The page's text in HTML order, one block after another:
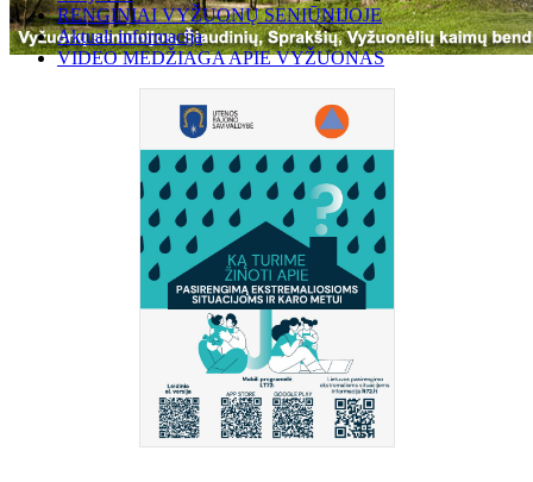
RENGINIAI VYŽUONŲ SENIŪNIJOJE
Aktuali informacija
VIDEO MEDŽIAGA APIE VYŽUONAS